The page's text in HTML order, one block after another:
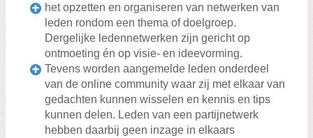
het opzetten en organiseren van netwerken van
leden rondom een thema of doelgroep.
Dergelijke ledennetwerken zijn gericht op
ontmoeting én op visie- en ideevorming.
Tevens worden aangemelde leden onderdeel
van de online community waar zij met elkaar van
gedachten kunnen wisselen en kennis en tips
kunnen delen. Leden van een partijnetwerk
hebben daarbij geen inzage in elkaars